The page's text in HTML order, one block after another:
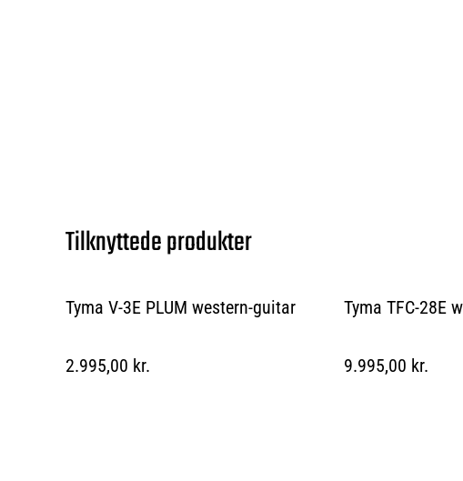
Tilknyttede produkter
Tyma V-3E PLUM western-guitar
2.995,00 kr.
Tyma TFC-28E
9.995,00 kr.